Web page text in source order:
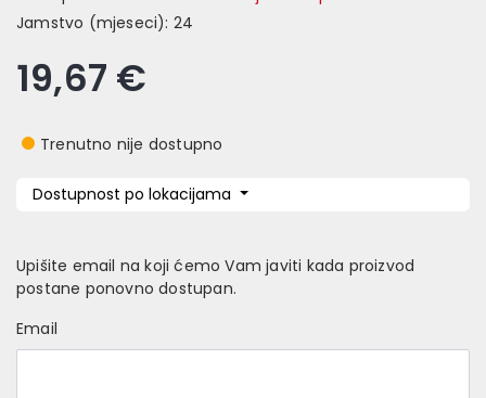
Jamstvo (mjeseci): 24
19,67 €
Trenutno nije dostupno
Dostupnost po lokacijama
Upišite email na koji ćemo Vam javiti kada proizvod
postane ponovno dostupan.
Email